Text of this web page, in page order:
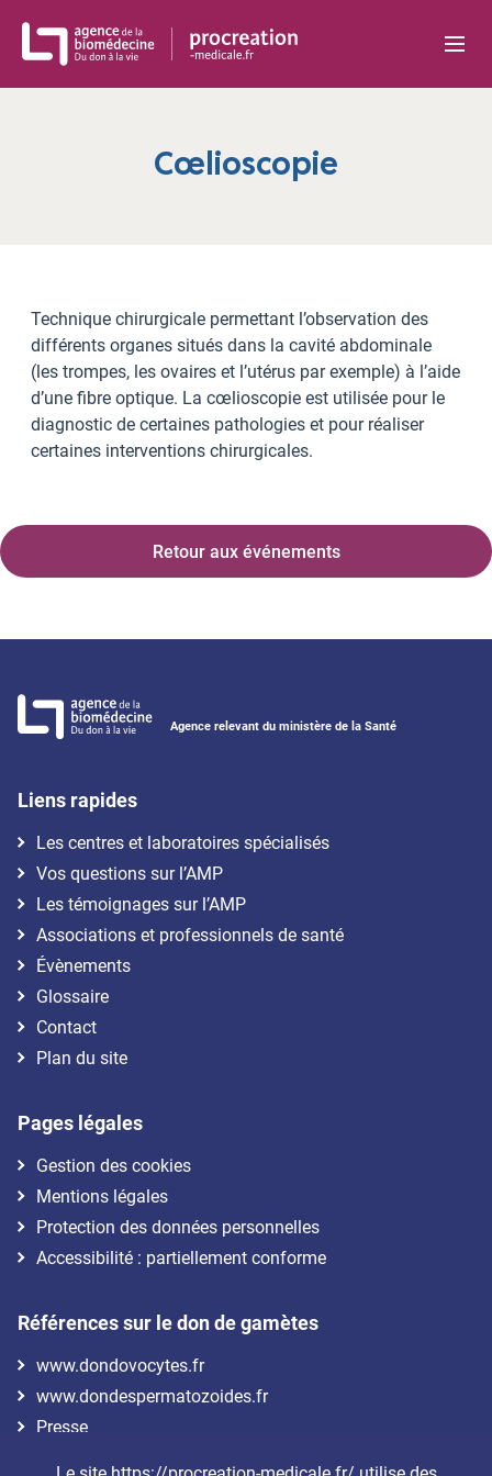
Cœlioscopie
Technique chirurgicale permettant l’observation des
différents organes situés dans la cavité abdominale
(les trompes, les ovaires et l’utérus par exemple) à l’aide
d’une fibre optique. La cœlioscopie est utilisée pour le
diagnostic de certaines pathologies et pour réaliser
certaines interventions chirurgicales.
Retour aux événements
Agence relevant du ministère de la Santé
Liens rapides
Les centres et laboratoires spécialisés
Vos questions sur l’AMP
Les témoignages sur l’AMP
Associations et professionnels de santé
Évènements
Glossaire
Contact
Plan du site
Pages légales
Gestion des cookies
Mentions légales
Protection des données personnelles
Accessibilité : partiellement conforme
Références sur le don de gamètes
www.dondovocytes.fr
www.dondespermatozoides.fr
Presse